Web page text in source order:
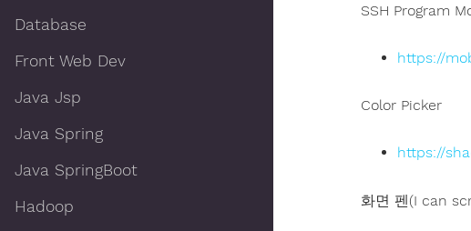
Database
Front Web Dev
Java Jsp
Java Spring
Java SpringBoot
Hadoop
SSH Program
https://
Color Picker
https://
화면 펜(I can